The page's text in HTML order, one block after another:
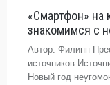
«Смартфон» на
знакомимся с
Автор: Филипп
источников
Новый год